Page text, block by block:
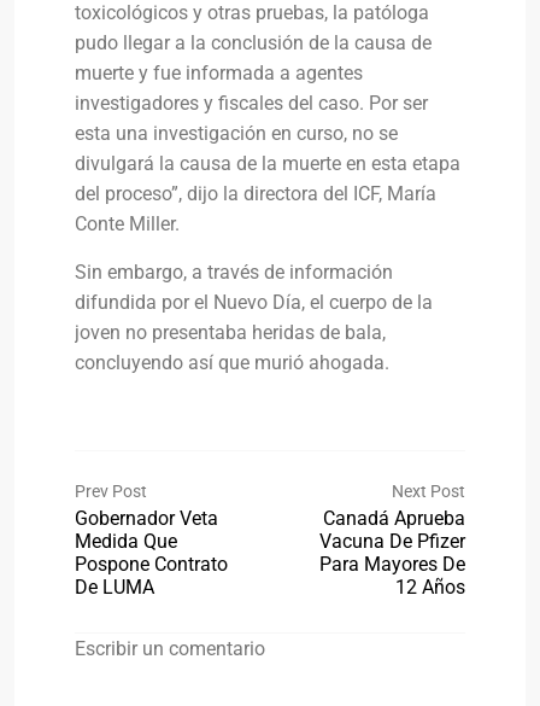
toxicológicos y otras pruebas, la patóloga
pudo llegar a la conclusión de la causa de
muerte y fue informada a agentes
investigadores y fiscales del caso. Por ser
esta una investigación en curso, no se
divulgará la causa de la muerte en esta etapa
del proceso”, dijo la directora del ICF, María
Conte Miller.
Sin embargo, a través de información
difundida por el Nuevo Día, el cuerpo de la
joven no presentaba heridas de bala,
concluyendo así que murió ahogada.
Prev Post
Gobernador Veta
Medida Que
Pospone Contrato
De LUMA
Next Post
Canadá Aprueba
Vacuna De Pfizer
Para Mayores De
12 Años
Escribir un comentario